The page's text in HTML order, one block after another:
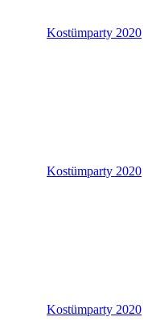
Kostümparty 2020
Kostümparty 2020
Kostümparty 2020